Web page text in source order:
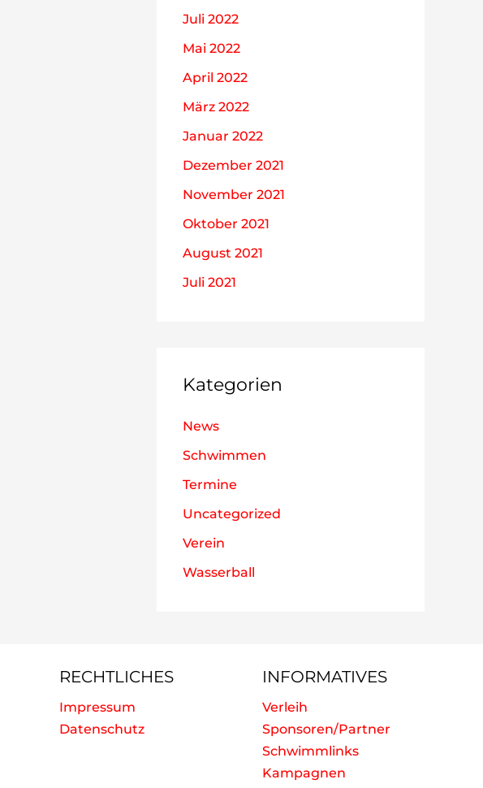
Juli 2022
Mai 2022
April 2022
März 2022
Januar 2022
Dezember 2021
November 2021
Oktober 2021
August 2021
Juli 2021
Kategorien
News
Schwimmen
Termine
Uncategorized
Verein
Wasserball
RECHTLICHES
Impressum
Datenschutz
INFORMATIVES
Verleih
Sponsoren/Partner
Schwimmlinks
Kampagnen